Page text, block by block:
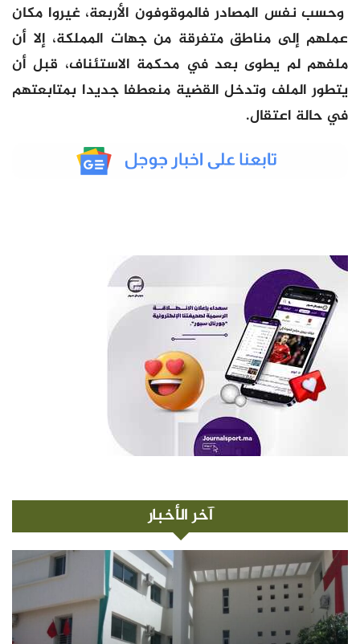
وحسب نفس المصادر فالموقوفون الأربعة، غيروا مكان
عملهم إلى مناطق متفرقة من جهات المملكة، إلا أن
ملفهم لم يطوى بعد في محكمة الاستئناف، قبل أن
يتطور الملف وتدخل القضية منعطفا جديدا بمتابعتهم
في حالة اعتقال.
آخر الأخبار